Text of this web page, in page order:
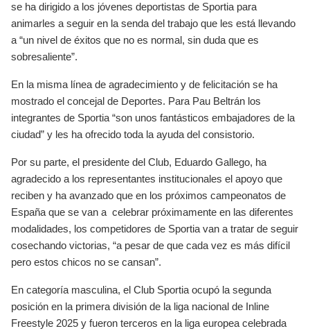
se ha dirigido a los jóvenes deportistas de Sportia para
animarles a seguir en la senda del trabajo que les está llevando
a “un nivel de éxitos que no es normal, sin duda que es
sobresaliente”.
En la misma línea de agradecimiento y de felicitación se ha
mostrado el concejal de Deportes. Para Pau Beltrán los
integrantes de Sportia “son unos fantásticos embajadores de la
ciudad” y les ha ofrecido toda la ayuda del consistorio.
Por su parte, el presidente del Club, Eduardo Gallego, ha
agradecido a los representantes institucionales el apoyo que
reciben y ha avanzado que en los próximos campeonatos de
España que se van a celebrar próximamente en las diferentes
modalidades, los competidores de Sportia van a tratar de seguir
cosechando victorias, “a pesar de que cada vez es más difícil
pero estos chicos no se cansan”.
En categoría masculina, el Club Sportia ocupó la segunda
posición en la primera división de la liga nacional de Inline
Freestyle 2025 y fueron terceros en la liga europea celebrada